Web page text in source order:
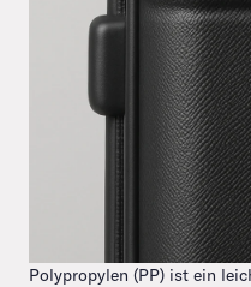
Polypropylen (PP) ist ein